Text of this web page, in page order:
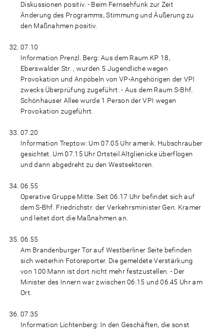
Diskussionen positiv. - Beim Fernsehfunk zur Zeit
Änderung des Programms, Stimmung und Äußerung zu
den Maßnahmen positiv.
07.10
Information Prenzl. Berg: Aus dem Raum KP 18,
Eberswalder Str. , wurden 5 Jugendliche wegen
Provokation und Anpöbeln von VP-Angehörigen der VPI
zwecks Überprüfung zugeführt. - Aus dem Raum S-Bhf.
Schönhauser Allee wurde 1 Person der VPI wegen
Provokation zugeführt.
07.20
Information Treptow: Um 07.05 Uhr amerik. Hubschrauber
gesichtet. Um 07.15 Uhr Ortsteil Altglienicke überflogen
und dann abgedreht zu den Westsektoren.
06.55
Operative Gruppe Mitte: Seit 06.17 Uhr befindet sich auf
dem S-Bhf. Friedrichstr. der Verkehrsminister Gen. Kramer
und leitet dort die Maßnahmen an.
06.55
Am Brandenburger Tor auf Westberliner Seite befinden
sich weiterhin Fotoreporter. Die gemeldete Verstärkung
von 100 Mann ist dort nicht mehr festzustellen. - Der
Minister des Innern war zwischen 06.15 und 06.45 Uhr am
Ort.
07.35
Information Lichtenberg: In den Geschäften, die sonst